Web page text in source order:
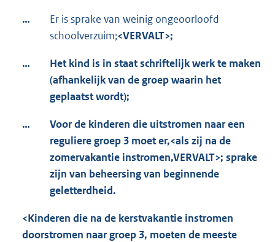
…
Er is sprake van weinig ongeoorloofd
schoolverzuim;<VERVALT>;
…
Het kind is in staat schriftelijk werk te maken
(afhankelijk van de groep waarin het
geplaatst wordt);
…
Voor de kinderen die uitstromen naar een
reguliere groep 3 moet er,<als zij na de
zomervakantie instromen,VERVALT>; sprake
zijn van beheersing van beginnende
geletterdheid.
<Kinderen die na de kerstvakantie instromen
doorstromen naar groep 3, moeten de meeste